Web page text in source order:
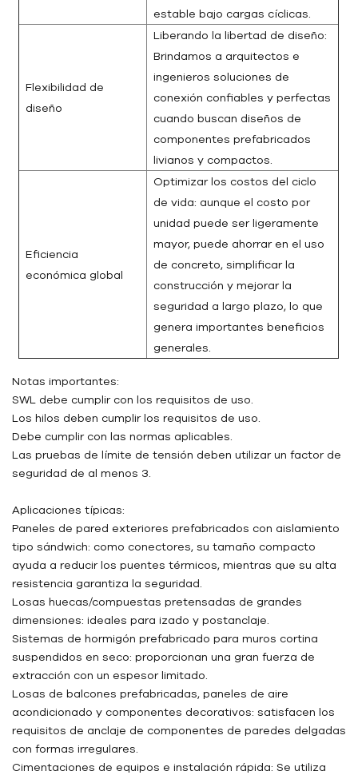
estable bajo cargas cíclicas.
Flexibilidad de
diseño
Liberando la libertad de diseño:
Brindamos a arquitectos e
ingenieros soluciones de
conexión confiables y perfectas
cuando buscan diseños de
componentes prefabricados
livianos y compactos.
Eficiencia
económica global
Optimizar los costos del ciclo
de vida: aunque el costo por
unidad puede ser ligeramente
mayor, puede ahorrar en el uso
de concreto, simplificar la
construcción y mejorar la
seguridad a largo plazo, lo que
genera importantes beneficios
generales.
Notas importantes:
SWL debe cumplir con los requisitos de uso.
Los hilos deben cumplir los requisitos de uso.
Debe cumplir con las normas aplicables.
Las pruebas de límite de tensión deben utilizar un factor de
seguridad de al menos 3.
Aplicaciones típicas:
Paneles de pared exteriores prefabricados con aislamiento
tipo sándwich: como conectores, su tamaño compacto
ayuda a reducir los puentes térmicos, mientras que su alta
resistencia garantiza la seguridad.
Losas huecas/compuestas pretensadas de grandes
dimensiones: ideales para izado y postanclaje.
Sistemas de hormigón prefabricado para muros cortina
suspendidos en seco: proporcionan una gran fuerza de
extracción con un espesor limitado.
Losas de balcones prefabricadas, paneles de aire
acondicionado y componentes decorativos: satisfacen los
requisitos de anclaje de componentes de paredes delgadas
con formas irregulares.
Cimentaciones de equipos e instalación rápida: Se utiliza